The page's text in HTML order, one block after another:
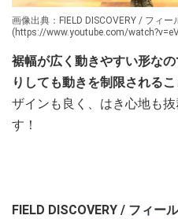
画像出典：FIELD DISCOVERY / フィ
(https://www.youtube.com/
裾幅が広く動きやすい形な
りしても動きを制限されるこ
ザインも良く、はき心地も
す！
FIELD DISCOVERY / フィー